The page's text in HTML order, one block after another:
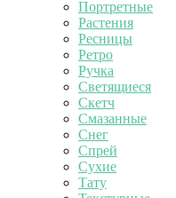
Портретные
Растения
Ресницы
Ретро
Ручка
Светящиеся
Скетч
Смазанные
Снег
Спрей
Сухие
Тату